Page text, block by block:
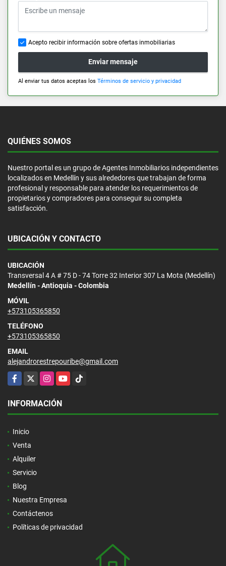
Acepto recibir información sobre ofertas inmobiliarias
Enviar mensaje
Al enviar tus datos aceptas los Términos de servicio y privacidad
QUIÉNES SOMOS
Nuestro portal es un grupo de Agentes Inmobiliarios independientes
localizados en Medellín y sus alrededores que trabajan de forma
profesional y responsable para atender los requerimientos de
propietarios y compradores para conseguir su completa
satisfacción.
UBICACIÓN Y CONTACTO
UBICACIÓN
Transversal 4 A # 75 D - 74 Torre 32 Interior 307 La Mota (Medellín)
Medellín - Antioquia - Colombia
MÓVIL
+573105365850
TELÉFONO
+573105365850
EMAIL
alejandrorestrepouribe@gmail.com
Facebook
X InstagramYouTubeTikTok
INFORMACIÓN
Inicio
Venta
Alquiler
Servicio
Blog
Nuestra Empresa
Contáctenos
Políticas de privacidad